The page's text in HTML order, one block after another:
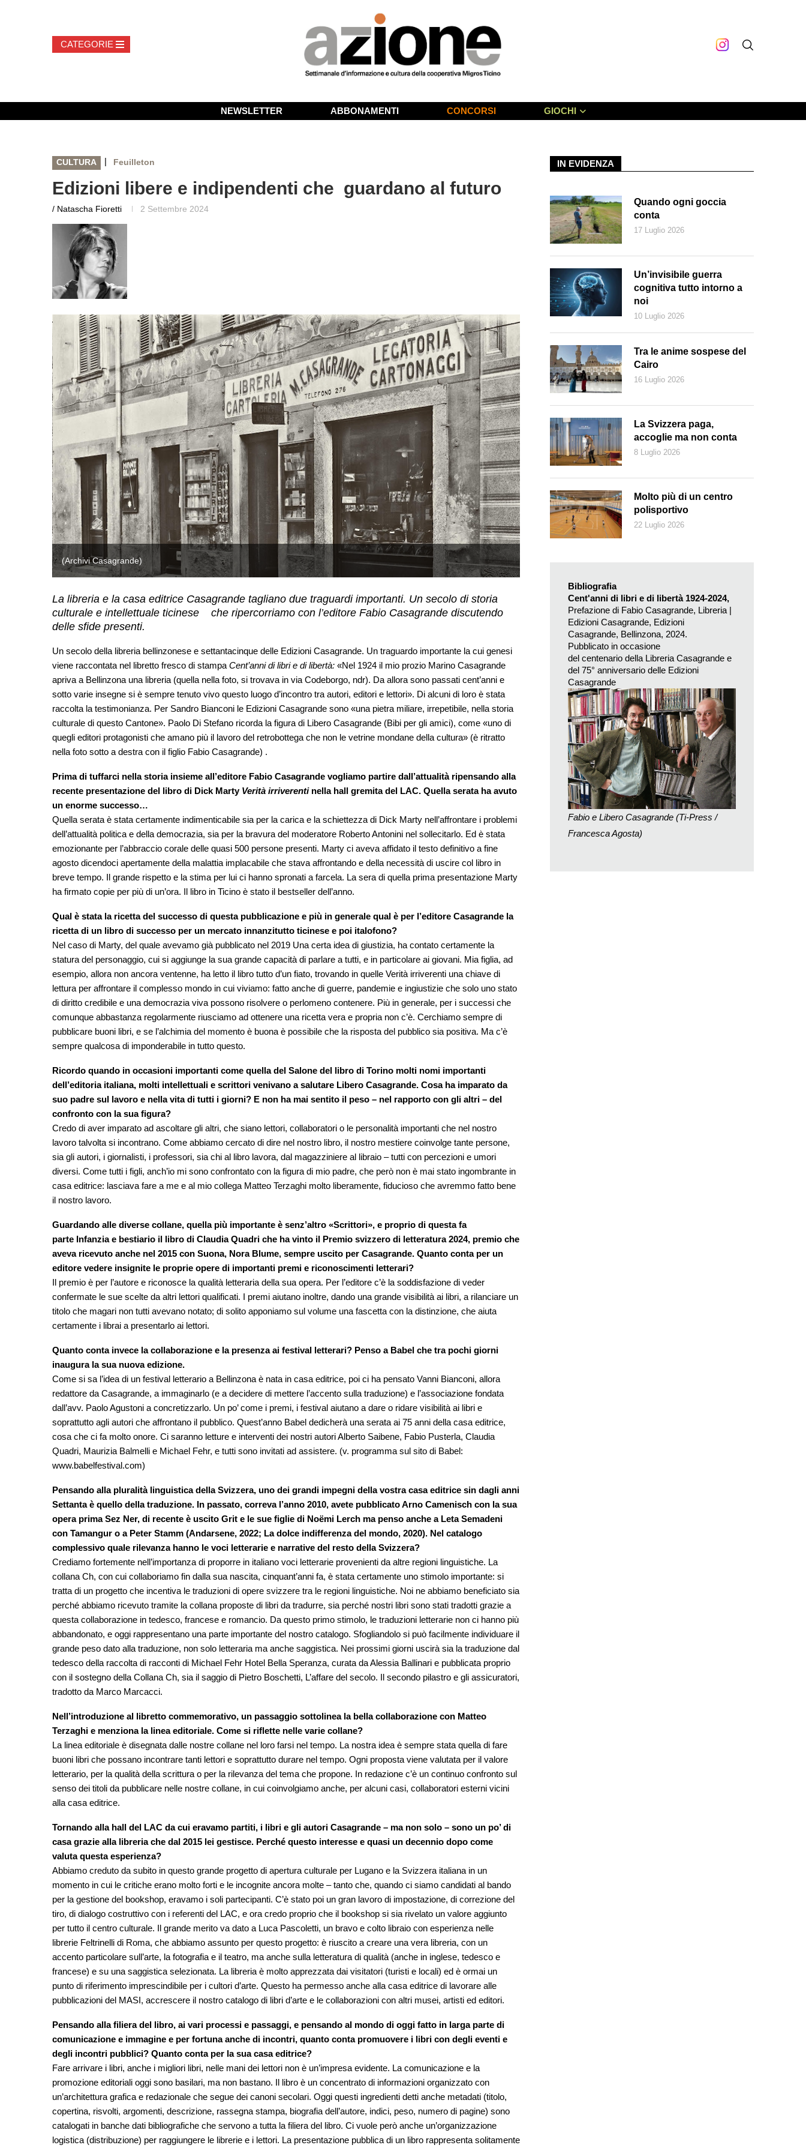
NEWSLETTER ABBONAMENTI CONCORSI GIOCHI
CULTURA | Feuilleton
Edizioni libere e indipendenti che guardano al futuro
/ Natascha Fioretti 2 Settembre 2024
(Archivi Casagrande)
La libreria e la casa editrice Casagrande tagliano due traguardi importanti. Un secolo di storia
culturale e intellettuale ticinese che ripercorriamo con l’editore Fabio Casagrande discutendo
delle sfide presenti.
Un secolo della libreria bellinzonese e settantacinque delle Edizioni Casagrande. Un traguardo importante la cui genesi
viene raccontata nel libretto fresco di stampa Cent’anni di libri e di libertà: «Nel 1924 il mio prozio Marino Casagrande
apriva a Bellinzona una libreria (quella nella foto, si trovava in via Codeborgo, ndr). Da allora sono passati cent’anni e
sotto varie insegne si è sempre tenuto vivo questo luogo d’incontro tra autori, editori e lettori». Di alcuni di loro è stata
raccolta la testimonianza. Per Sandro Bianconi le Edizioni Casagrande sono «una pietra miliare, irrepetibile, nella storia
culturale di questo Cantone». Paolo Di Stefano ricorda la figura di Libero Casagrande (Bibi per gli amici), come «uno di
quegli editori protagonisti che amano più il lavoro del retrobottega che non le vetrine mondane della cultura» (è ritratto
nella foto sotto a destra con il figlio Fabio Casagrande) .
Prima di tuffarci nella storia insieme all’editore Fabio Casagrande vogliamo partire dall’attualità ripensando alla
recente presentazione del libro di Dick Marty Verità irriverentinella hall gremita del LAC. Quella serata ha avuto
un enorme successo…
Quella serata è stata certamente indimenticabile sia per la carica e la schiettezza di Dick Marty nell’affrontare i problemi
dell’attualità politica e della democrazia, sia per la bravura del moderatore Roberto Antonini nel sollecitarlo. Ed è stata
emozionante per l’abbraccio corale delle quasi 500 persone presenti. Marty ci aveva affidato il testo definitivo a fine
agosto dicendoci apertamente della malattia implacabile che stava affrontando e della necessità di uscire col libro in
breve tempo. Il grande rispetto e la stima per lui ci hanno spronati a farcela. La sera di quella prima presentazione Marty
ha firmato copie per più di un’ora. Il libro in Ticino è stato il bestseller dell’anno.
Qual è stata la ricetta del successo di questa pubblicazione e più in generale qual è per l’editore Casagrande la
ricetta di un libro di successo per un mercato innanzitutto ticinese e poi italofono?
Nel caso di Marty, del quale avevamo già pubblicato nel 2019 Una certa idea di giustizia, ha contato certamente la
statura del personaggio, cui si aggiunge la sua grande capacità di parlare a tutti, e in particolare ai giovani. Mia figlia, ad
esempio, allora non ancora ventenne, ha letto il libro tutto d’un fiato, trovando in quelle Verità irriverenti una chiave di
lettura per affrontare il complesso mondo in cui viviamo: fatto anche di guerre, pandemie e ingiustizie che solo uno stato
di diritto credibile e una democrazia viva possono risolvere o perlomeno contenere. Più in generale, per i successi che
comunque abbastanza regolarmente riusciamo ad ottenere una ricetta vera e propria non c’è. Cerchiamo sempre di
pubblicare buoni libri, e se l’alchimia del momento è buona è possibile che la risposta del pubblico sia positiva. Ma c’è
sempre qualcosa di imponderabile in tutto questo.
Ricordo quando in occasioni importanti come quella del Salone del libro di Torino molti nomi importanti
dell’editoria italiana, molti intellettuali e scrittori venivano a salutare Libero Casagrande. Cosa ha imparato da
suo padre sul lavoro e nella vita di tutti i giorni? E non ha mai sentito il peso – nel rapporto con gli altri – del
confronto con la sua figura?
Credo di aver imparato ad ascoltare gli altri, che siano lettori, collaboratori o le personalità importanti che nel nostro
lavoro talvolta si incontrano. Come abbiamo cercato di dire nel nostro libro, il nostro mestiere coinvolge tante persone,
sia gli autori, i giornalisti, i professori, sia chi al libro lavora, dal magazziniere al libraio – tutti con percezioni e umori
diversi. Come tutti i figli, anch’io mi sono confrontato con la figura di mio padre, che però non è mai stato ingombrante in
casa editrice: lasciava fare a me e al mio collega Matteo Terzaghi molto liberamente, fiducioso che avremmo fatto bene
il nostro lavoro.
Guardando alle diverse collane, quella più importante è senz’altro «Scrittori», e proprio di questa fa
parte Infanzia e bestiario il libro di Claudia Quadri che ha vinto il Premio svizzero di letteratura 2024, premio che
aveva ricevuto anche nel 2015 con Suona, Nora Blume, sempre uscito per Casagrande. Quanto conta per un
editore vedere insignite le proprie opere di importanti premi e riconoscimenti letterari?
Il premio è per l’autore e riconosce la qualità letteraria della sua opera. Per l’editore c’è la soddisfazione di veder
confermate le sue scelte da altri lettori qualificati. I premi aiutano inoltre, dando una grande visibilità ai libri, a rilanciare un
titolo che magari non tutti avevano notato; di solito apponiamo sul volume una fascetta con la distinzione, che aiuta
certamente i librai a presentarlo ai lettori.
Quanto conta invece la collaborazione e la presenza ai festival letterari? Penso a Babel che tra pochi giorni
inaugura la sua nuova edizione.
Come si sa l’idea di un festival letterario a Bellinzona è nata in casa editrice, poi ci ha pensato Vanni Bianconi, allora
redattore da Casagrande, a immaginarlo (e a decidere di mettere l’accento sulla traduzione) e l’associazione fondata
dall’avv. Paolo Agustoni a concretizzarlo. Un po’ come i premi, i festival aiutano a dare o ridare visibilità ai libri e
soprattutto agli autori che affrontano il pubblico. Quest’anno Babel dedicherà una serata ai 75 anni della casa editrice,
cosa che ci fa molto onore. Ci saranno letture e interventi dei nostri autori Alberto Saibene, Fabio Pusterla, Claudia
Quadri, Maurizia Balmelli e Michael Fehr, e tutti sono invitati ad assistere. (v. programma sul sito di Babel:
www.babelfestival.com)
Pensando alla pluralità linguistica della Svizzera, uno dei grandi impegni della vostra casa editrice sin dagli anni
Settanta è quello della traduzione. In passato, correva l’anno 2010, avete pubblicato Arno Camenisch con la sua
opera prima Sez Ner, di recente è uscito Grit e le sue figlie di Noëmi Lerch ma penso anche a Leta Semadeni
con Tamangur o a Peter Stamm (Andarsene, 2022; La dolce indifferenza del mondo, 2020). Nel catalogo
complessivo quale rilevanza hanno le voci letterarie e narrative del resto della Svizzera?
Crediamo fortemente nell’importanza di proporre in italiano voci letterarie provenienti da altre regioni linguistiche. La
collana Ch, con cui collaboriamo fin dalla sua nascita, cinquant’anni fa, è stata certamente uno stimolo importante: si
tratta di un progetto che incentiva le traduzioni di opere svizzere tra le regioni linguistiche. Noi ne abbiamo beneficiato sia
perché abbiamo ricevuto tramite la collana proposte di libri da tradurre, sia perché nostri libri sono stati tradotti grazie a
questa collaborazione in tedesco, francese e romancio. Da questo primo stimolo, le traduzioni letterarie non ci hanno più
abbandonato, e oggi rappresentano una parte importante del nostro catalogo. Sfogliandolo si può facilmente individuare il
grande peso dato alla traduzione, non solo letteraria ma anche saggistica. Nei prossimi giorni uscirà sia la traduzione dal
tedesco della raccolta di racconti di Michael Fehr Hotel Bella Speranza, curata da Alessia Ballinari e pubblicata proprio
con il sostegno della Collana Ch, sia il saggio di Pietro Boschetti, L’affare del secolo. Il secondo pilastro e gli assicuratori,
tradotto da Marco Marcacci.
Nell’introduzione al libretto commemorativo, un passaggio sottolinea la bella collaborazione con Matteo
Terzaghi e menziona la linea editoriale. Come si riflette nelle varie collane?
La linea editoriale è disegnata dalle nostre collane nel loro farsi nel tempo. La nostra idea è sempre stata quella di fare
buoni libri che possano incontrare tanti lettori e soprattutto durare nel tempo. Ogni proposta viene valutata per il valore
letterario, per la qualità della scrittura o per la rilevanza del tema che propone. In redazione c’è un continuo confronto sul
senso dei titoli da pubblicare nelle nostre collane, in cui coinvolgiamo anche, per alcuni casi, collaboratori esterni vicini
alla casa editrice.
Tornando alla hall del LAC da cui eravamo partiti, i libri e gli autori Casagrande – ma non solo – sono un po’ di
casa grazie alla libreria che dal 2015 lei gestisce. Perché questo interesse e quasi un decennio dopo come
valuta questa esperienza?
Abbiamo creduto da subito in questo grande progetto di apertura culturale per Lugano e la Svizzera italiana in un
momento in cui le critiche erano molto forti e le incognite ancora molte – tanto che, quando ci siamo candidati al bando
per la gestione del bookshop, eravamo i soli partecipanti. C’è stato poi un gran lavoro di impostazione, di correzione del
tiro, di dialogo costruttivo con i referenti del LAC, e ora credo proprio che il bookshop si sia rivelato un valore aggiunto
per tutto il centro culturale. Il grande merito va dato a Luca Pascoletti, un bravo e colto libraio con esperienza nelle
librerie Feltrinelli di Roma, che abbiamo assunto per questo progetto: è riuscito a creare una vera libreria, con un
accento particolare sull’arte, la fotografia e il teatro, ma anche sulla letteratura di qualità (anche in inglese, tedesco e
francese) e su una saggistica selezionata. La libreria è molto apprezzata dai visitatori (turisti e locali) ed è ormai un
punto di riferimento imprescindibile per i cultori d’arte. Questo ha permesso anche alla casa editrice di lavorare alle
pubblicazioni del MASI, accrescere il nostro catalogo di libri d’arte e le collaborazioni con altri musei, artisti ed editori.
Pensando alla filiera del libro, ai vari processi e passaggi, e pensando al mondo di oggi fatto in larga parte di
comunicazione e immagine e per fortuna anche di incontri, quanto conta promuovere i libri con degli eventi e
degli incontri pubblici? Quanto conta per la sua casa editrice?
Fare arrivare i libri, anche i migliori libri, nelle mani dei lettori non è un’impresa evidente. La comunicazione e la
promozione editoriali oggi sono basilari, ma non bastano. Il libro è un concentrato di informazioni organizzato con
un’architettura grafica e redazionale che segue dei canoni secolari. Oggi questi ingredienti detti anche metadati (titolo,
copertina, risvolti, argomenti, descrizione, rassegna stampa, biografia dell’autore, indici, peso, numero di pagine) sono
catalogati in banche dati bibliografiche che servono a tutta la filiera del libro. Ci vuole però anche un’organizzazione
logistica (distribuzione) per raggiungere le librerie e i lettori. La presentazione pubblica di un libro rappresenta solitamente
IN EVIDENZA
Quando ogni goccia
conta
17 Luglio 2026
Un’invisibile guerra
cognitiva tutto intorno a
noi
10 Luglio 2026
Tra le anime sospese del
Cairo
16 Luglio 2026
La Svizzera paga,
accoglie ma non conta
8 Luglio 2026
Molto più di un centro
polisportivo
22 Luglio 2026
Bibliografia
Cent'anni di libri e di libertà 1924-2024,
Prefazione di Fabio Casagrande, Libreria |
Edizioni Casagrande, Edizioni
Casagrande, Bellinzona, 2024.
Pubblicato in occasione
del centenario della Libreria Casagrande e
del 75° anniversario delle Edizioni
Casagrande
Fabio e Libero Casagrande (Ti-Press /
Francesca Agosta)